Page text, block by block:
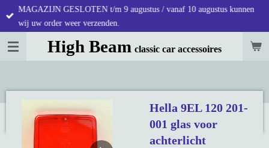
Ga
direct
naar
de
High Beam classic car accessoires
MAGAZIJN GESLOTEN t/m 9 augustus / vanaf 10 augustus kunnen
wij uw order weer verzenden.
Hella 9EL 120 201-
001 glas voor
achterlicht